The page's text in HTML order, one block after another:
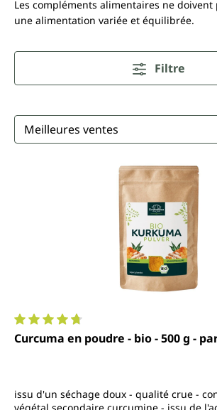
Les compléments alimentaires ne doivent
une alimentation variée et équilibrée.
Filtre
Note moyenne de 4.8 sur 5 étoiles
Curcuma en poudre - bio - 500 g -
issu d'un séchage doux - qualité crue -